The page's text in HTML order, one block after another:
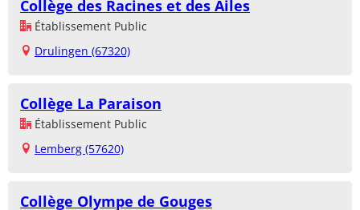
Collège des Racines et des Ailes
Établissement Public
Drulingen (67320)
Collège La Paraison
Établissement Public
Lemberg (57620)
Collège Olympe de Gouges